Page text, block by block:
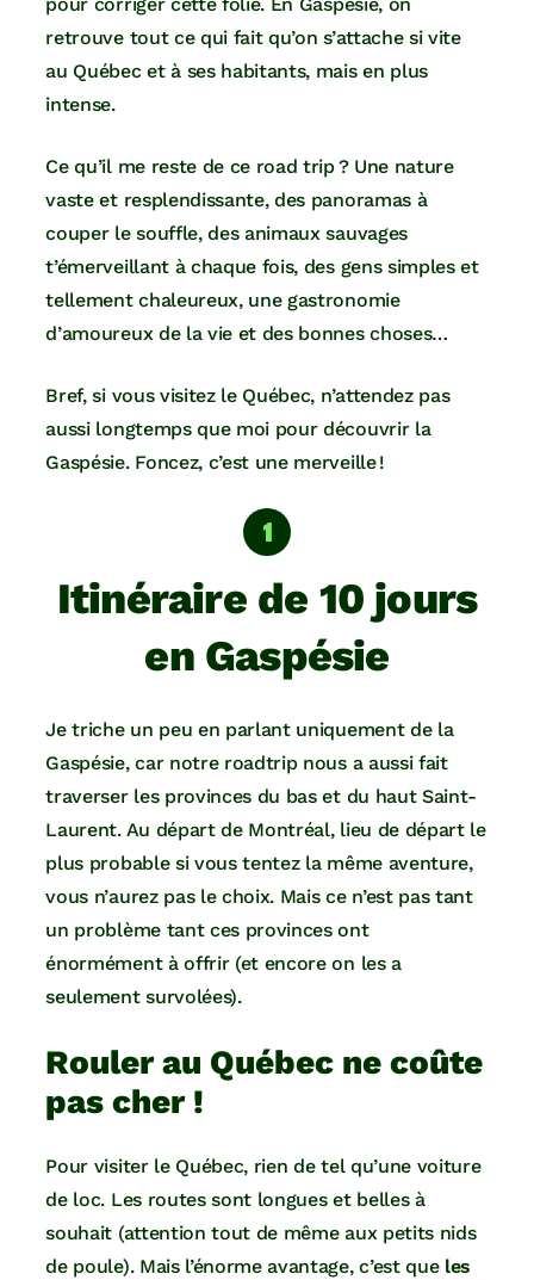
pour corriger cette folie. En Gaspésie, on
retrouve tout ce qui fait qu’on s’attache si vite
au Québec et à ses habitants, mais en plus
intense.
Ce qu’il me reste de ce road trip ? Une nature
vaste et resplendissante, des panoramas à
couper le souffle, des animaux sauvages
t’émerveillant à chaque fois, des gens simples et
tellement chaleureux, une gastronomie
d’amoureux de la vie et des bonnes choses…
Bref, si vous visitez le Québec, n’attendez pas
aussi longtemps que moi pour découvrir la
Gaspésie. Foncez, c’est une merveille !
Itinéraire de 10 jours
en Gaspésie
Je triche un peu en parlant uniquement de la
Gaspésie, car notre roadtrip nous a aussi fait
traverser les provinces du bas et du haut Saint-
Laurent. Au départ de Montréal, lieu de départ le
plus probable si vous tentez la même aventure,
vous n’aurez pas le choix. Mais ce n’est pas tant
un problème tant ces provinces ont
énormément à offrir (et encore on les a
seulement survolées).
Rouler au Québec ne coûte
pas cher !
Pour visiter le Québec, rien de tel qu’une voiture
de loc. Les routes sont longues et belles à
souhait (attention tout de même aux petits nids
de poule). Mais l’énorme avantage, c’est que les